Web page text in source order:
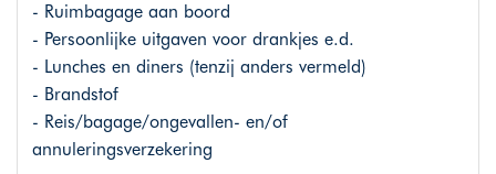
- Ruimbagage aan boord
- Persoonlijke uitgaven voor drankjes e.d.
- Lunches en diners (tenzij anders vermeld)
- Brandstof
- Reis/bagage/ongevallen- en/of
annuleringsverzekering